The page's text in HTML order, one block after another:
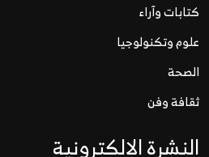
كتابات وآراء
علوم وتكنولوجيا
الصحة
ثقافة وفن
النشرة الالكترونية